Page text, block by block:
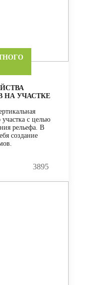
НА УЧАСТКЕ
с целью
рельефа. В
создание
3895